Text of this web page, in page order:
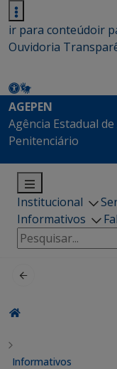
ir para conteúdoir
Ouvidoria
AGEPEN
Agência Estadual
Penitenciário
Institucional
Informativos
Pesquisar
por:
Informativos